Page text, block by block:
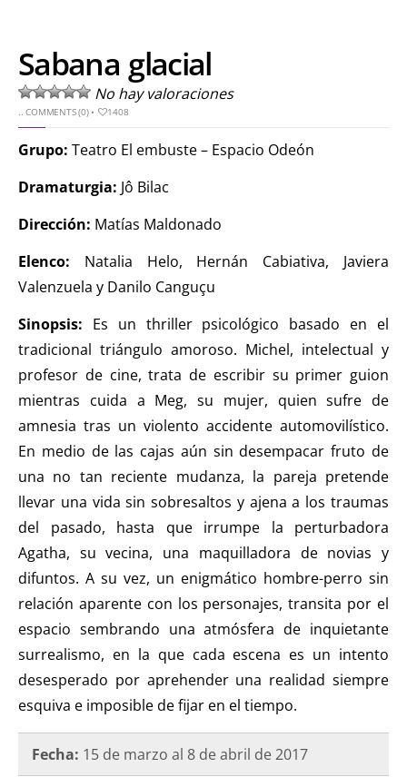
Sabana glacial
No hay valoraciones
..COMMENTS (0)• 1408
Grupo: Teatro El embuste – Espacio Odeón
Dramaturgia: Jô Bilac
Dirección: Matías Maldonado
Elenco: Natalia Helo, Hernán Cabiativa, Javiera
Valenzuela y Danilo Canguçu
Sinopsis: Es un thriller psicológico basado en el
tradicional triángulo amoroso. Michel, intelectual y
profesor de cine, trata de escribir su primer guion
mientras cuida a Meg, su mujer, quien sufre de
amnesia tras un violento accidente automovilístico.
En medio de las cajas aún sin desempacar fruto de
una no tan reciente mudanza, la pareja pretende
llevar una vida sin sobresaltos y ajena a los traumas
del pasado, hasta que irrumpe la perturbadora
Agatha, su vecina, una maquilladora de novias y
difuntos. A su vez, un enigmático hombre-perro sin
relación aparente con los personajes, transita por el
espacio sembrando una atmósfera de inquietante
surrealismo, en la que cada escena es un intento
desesperado por aprehender una realidad siempre
esquiva e imposible de fijar en el tiempo.
Fecha: 15 de marzo al 8 de abril de 2017